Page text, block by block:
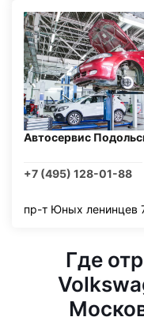
Автосервис
+7 (495) 128-01-88
пр-т Юных ленинцев
Где